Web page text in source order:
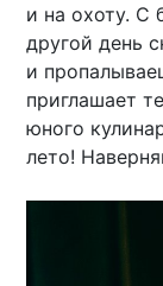
и на охоту. С
другой день
и
приглашает
юного
лето!